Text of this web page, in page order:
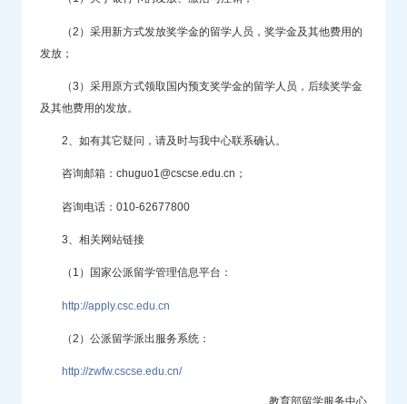
（2）采用新方式发放奖学金的留学人员，奖学金及其他费用的
发放；
（3）采用原方式领取国内预支奖学金的留学人员，后续奖学金
及其他费用的发放。
2、如有其它疑问，请及时与我中心联系确认。
咨询邮箱：chuguo1@cscse.edu.cn；
咨询电话：010-62677800
3、相关网站链接
（1）国家公派留学管理信息平台：
http://apply.csc.edu.cn
（2）公派留学派出服务系统：
http://zwfw.cscse.edu.cn/